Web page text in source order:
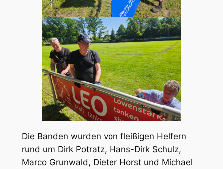
Die Banden wurden von fleißigen Helfern
rund um Dirk Potratz, Hans-Dirk Schulz,
Marco Grunwald, Dieter Horst und Michael